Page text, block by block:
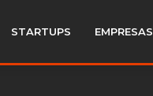
STARTUPS EMPRESAS